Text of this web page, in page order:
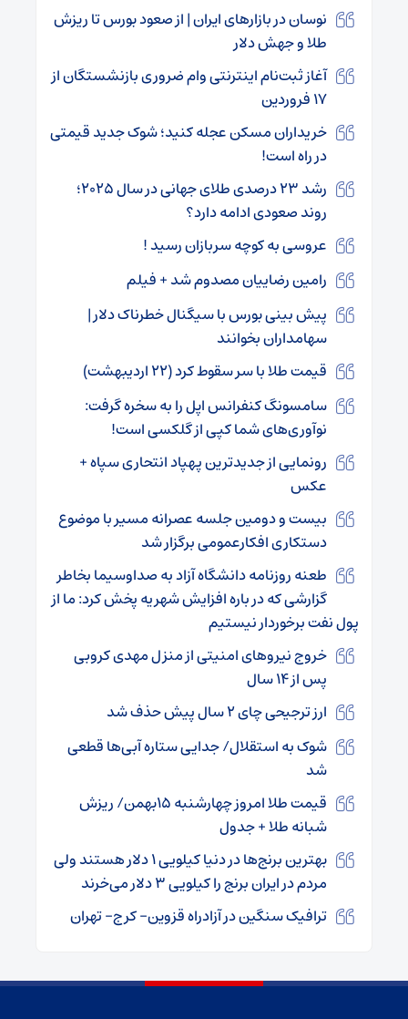
نوسان در بازارهای ایران | از صعود بورس تا ریزش
طلا و جهش دلار
آغاز ثبت‌نام اینترنتی وام ضروری بازنشستگان از
۱۷ فروردین
خریداران مسکن عجله کنید؛ شوک جدید قیمتی
در راه است!
رشد ۲۳ درصدی طلای جهانی در سال ۲۰۲۵؛
روند صعودی ادامه دارد؟
عروسی به کوچه سربازان رسید !
رامین رضاییان مصدوم شد + فیلم
پیش بینی بورس با سیگنال خطرناک دلار |
سهامداران بخوانند
قیمت طلا با سر سقوط کرد (۲۲ اردیبهشت)
سامسونگ کنفرانس اپل را به سخره گرفت:
نوآوری‌های شما کپی از گلکسی است!
رونمایی از جدیدترین پهپاد انتحاری سپاه +
عکس
بیست و دومین جلسه عصرانه مسیر با موضوع
دستکاری افکارعمومی برگزار شد
طعنه روزنامه دانشگاه آزاد به صداوسیما بخاطر
گزارشی که در باره افزایش شهریه پخش کرد: ما از
پول نفت برخوردار نیستیم
خروج نیرو‌های امنیتی از منزل مهدی کروبی
پس از ۱۴ سال
ارز ترجیحی چای ۲ سال پیش حذف شد
شوک به استقلال/ جدایی ستاره آبی‌ها قطعی
شد
قیمت طلا امروز چهارشنبه ۱۵بهمن/ ریزش
شبانه طلا + جدول
بهترین برنج‌ها در دنیا کیلویی ۱ دلار هستند ولی
مردم در ایران برنج را کیلویی ۳ دلار می‌خرند
ترافیک سنگین در آزادراه قزوین- کرج- تهران